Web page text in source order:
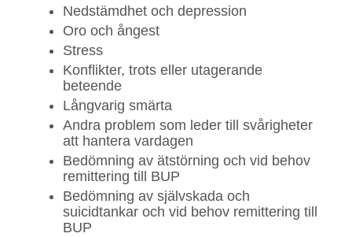
Nedstämdhet och depression
Oro och ångest
Stress
Konflikter, trots eller utagerande
beteende
Långvarig smärta
Andra problem som leder till svårigheter
att hantera vardagen
Bedömning av ätstörning och vid behov
remittering till BUP
Bedömning av självskada och
suicidtankar och vid behov remittering till
BUP